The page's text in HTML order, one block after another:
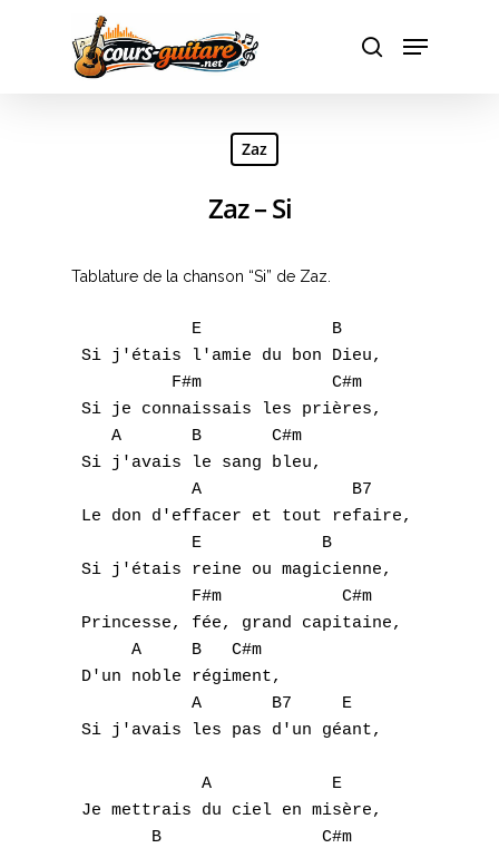
Hit enter to search or ESC to close
Zaz
Zaz – Si
Tablature de la chanson “Si” de Zaz.
            E             B
Si j'étais l'amie du bon Dieu,
          F#m             C#m
Si je connaissais les prières,
    A       B       C#m
Si j'avais le sang bleu,
            A               B7
Le don d'effacer et tout refaire,
            E            B
Si j'étais reine ou magicienne,
            F#m            C#m
Princesse, fée, grand capitaine,
      A     B   C#m
D'un noble régiment,
            A       B7     E
Si j'avais les pas d'un géant,
             A            E
Je mettrais du ciel en misère,
        B                C#m